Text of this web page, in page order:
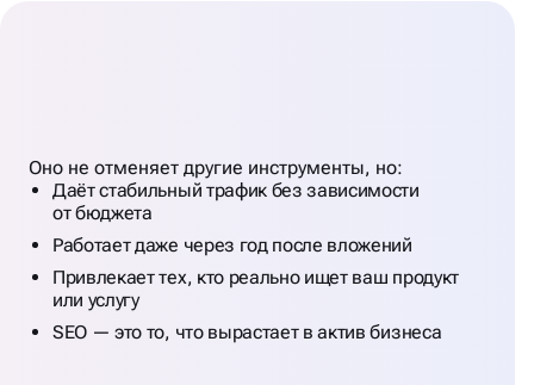
ДЛЯ БИЗНЕСА
Оно не отменяет другие инструменты, но:
Даёт стабильный трафик без зависимости
от бюджета
Работает даже через год после вложений
Привлекает тех, кто реально ищет ваш продукт
или услугу
SEO — это то, что вырастает в актив бизнеса